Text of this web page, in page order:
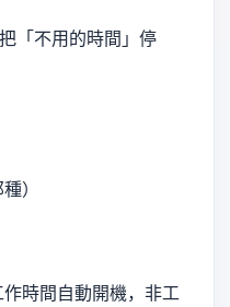
「不用的時間」停
）
作時間自動開機，非工